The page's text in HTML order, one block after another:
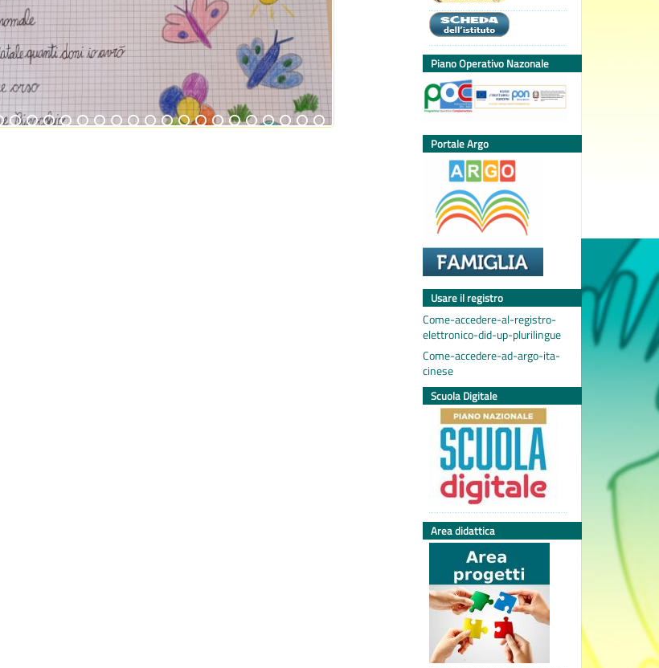
Piano Operativo Nazonale
Portale Argo
Usare il registro
Come-accedere-al-registro-
elettronico-did-up-plurilingue
Come-accedere-ad-argo-ita-
cinese
Scuola Digitale
Area didattica